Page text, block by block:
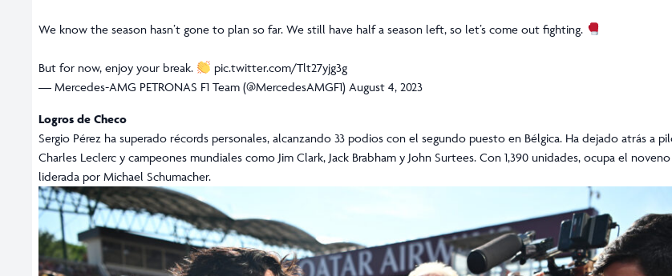
We know the season hasn’t gone to plan so far. We still have half a season left, so let’s come out fighting.
But for now, enjoy your break.
pic.twitter.com/Tlt27yjg3g
— Mercedes-AMG PETRONAS F1 Team (@MercedesAMGF1) August 4, 2023
Logros de Checo
Sergio Pérez ha superado récords personales, alcanzando 33 podios con el segundo puesto en Bélgica. Ha dejado atrás a
Charles Leclerc y campeones mundiales como Jim Clark, Jack Brabham y John Surtees. Con 1,390 unidades, ocupa el
liderada por Michael Schumacher.